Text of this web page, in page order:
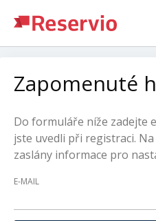
Zapomenuté
Do formuláře níže zadejte
jste uvedli při registraci.
zaslány informace pro
E-MAIL